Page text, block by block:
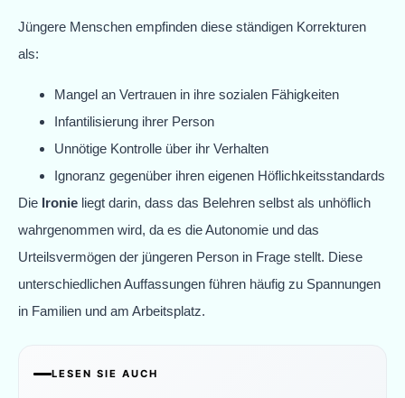
Jüngere Menschen empfinden diese ständigen Korrekturen
als:
Mangel an Vertrauen in ihre sozialen Fähigkeiten
Infantilisierung ihrer Person
Unnötige Kontrolle über ihr Verhalten
Ignoranz gegenüber ihren eigenen Höflichkeitsstandards
Die Ironie liegt darin, dass das Belehren selbst als unhöflich
wahrgenommen wird, da es die Autonomie und das
Urteilsvermögen der jüngeren Person in Frage stellt. Diese
unterschiedlichen Auffassungen führen häufig zu Spannungen
in Familien und am Arbeitsplatz.
LESEN SIE AUCH